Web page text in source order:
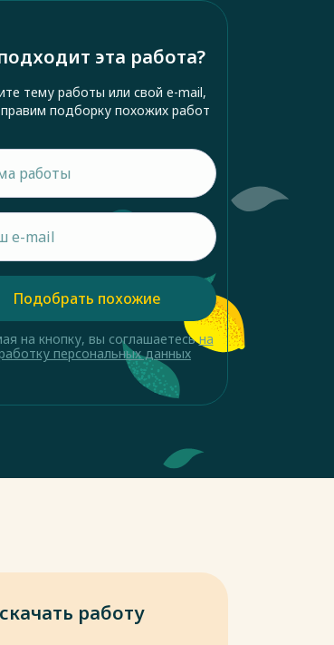
эта работа?
тему работы или свой e-mail,
подборку похожих работ
Подобрать похожие
на кнопку, вы соглашаетесьна
персональных данных
работу